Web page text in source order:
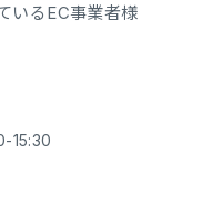
いるEC事業者様
15:30